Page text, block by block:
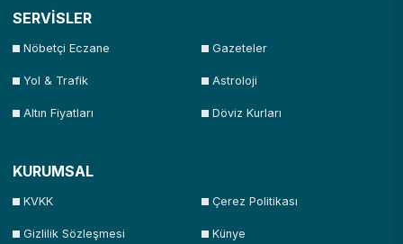
SERVİSLER
Nöbetçi Eczane Gazeteler
Yol & Trafik Astroloji
Altın Fiyatları Döviz Kurları
KURUMSAL
KVKK Çerez Politikası
Gizlilik Sözleşmesi Künye